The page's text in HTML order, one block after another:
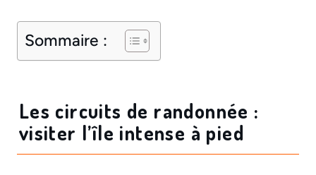
Sommaire :
Les circuits de randonnée :
visiter l’île intense à pied